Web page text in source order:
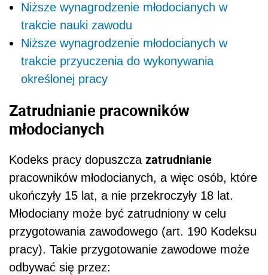
Niższe wynagrodzenie młodocianych w
trakcie nauki zawodu
Niższe wynagrodzenie młodocianych w
trakcie przyuczenia do wykonywania
określonej pracy
Zatrudnianie pracowników
młodocianych
Kodeks pracy dopuszcza zatrudnianie
pracowników młodocianych, a więc osób, które
ukończyły 15 lat, a nie przekroczyły 18 lat.
Młodociany może być zatrudniony w celu
przygotowania zawodowego (art. 190 Kodeksu
pracy). Takie przygotowanie zawodowe może
odbywać się przez: